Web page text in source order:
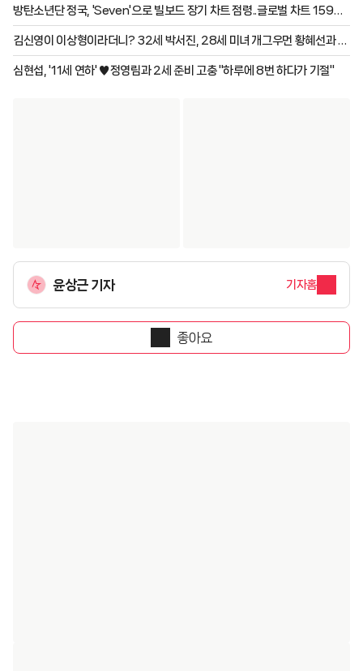
방탄소년단 정국, 'Seven'으로 빌보드 장기 차트 점령..글로벌 차트 159주
진입 성공 '亞최초·최장 기록 경신'
김신영이 이상형이라더니? 32세 박서진, 28세 미녀 개그우먼 황혜선과 러
브라인 [살림남][★밤TV]
심현섭, '11세 연하' ♥정영림과 2세 준비 고충 "하루에 8번 하다가 기절"
윤상근 기자 기자홈
좋아요